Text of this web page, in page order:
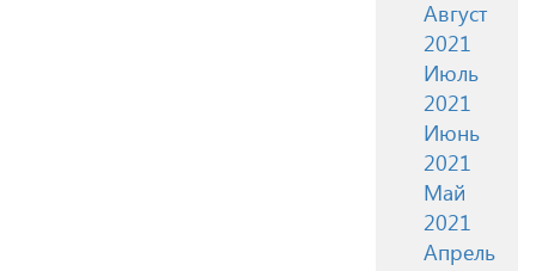
Август
2021
Июль
2021
Июнь
2021
Май
2021
Апрель